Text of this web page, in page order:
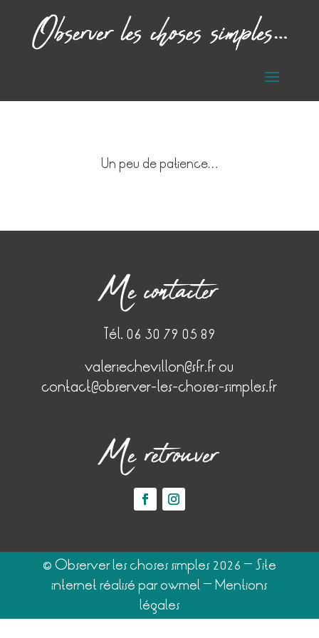
Un peu de patience…
Me contacter
Tél. 06 30 79 05 89
valeriechevillon@sfr.frou
contact@observer-les-choses-simples.fr
Me retrouver
© Observer les choses simples 2026 – Site
internet réalisé parowmel–Mentions
légales